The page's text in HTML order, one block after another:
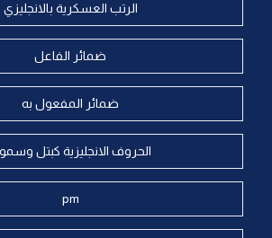
الرتب العسكرية بالانجليزي
ضمائر الفاعل
ضمائر المفعول به
الحروف الانجليزية كبتل
pm